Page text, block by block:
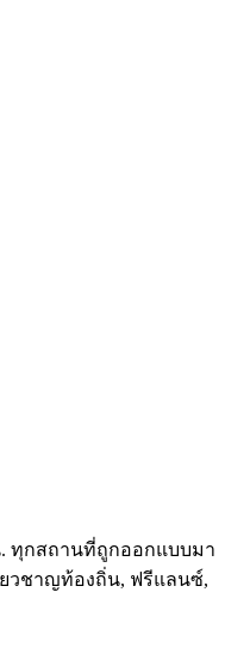
ทุกสถานที่ถูกออกแบบมา
ยวชาญท้องถิ่น, ฟรีแลนซ์,